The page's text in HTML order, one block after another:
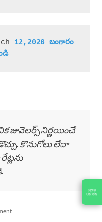
12,2026 బంగారం
జువెలర్స్ నిర్ణయించే
కొనుగోలు లేదా